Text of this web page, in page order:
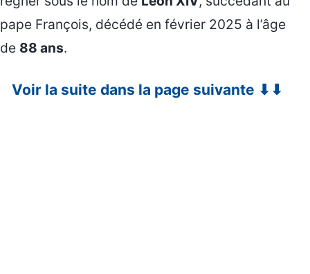
pape François, décédé en février 2025 à l’âge
de 88 ans.
Voir la suite dans la page suivante ⬇⬇